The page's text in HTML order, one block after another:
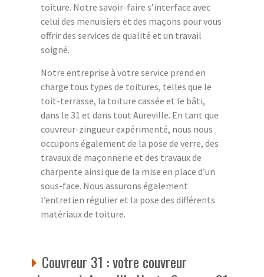
toiture. Notre savoir-faire s’interface avec
celui des menuisiers et des maçons pour vous
offrir des services de qualité et un travail
soigné.
Notre entreprise à votre service prend en
charge tous types de toitures, telles que le
toit-terrasse, la toiture cassée et le bâti,
dans le 31 et dans tout Aureville. En tant que
couvreur-zingueur expérimenté, nous nous
occupons également de la pose de verre, des
travaux de maçonnerie et des travaux de
charpente ainsi que de la mise en place d’un
sous-face. Nous assurons également
l’entretien régulier et la pose des différents
matériaux de toiture.
Couvreur 31 : votre couvreur